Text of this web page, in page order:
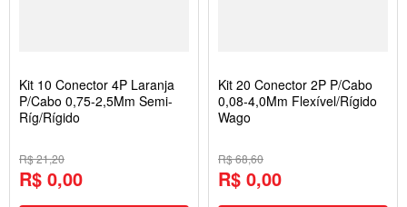
Kit 10 Conector 4P Laranja
P/Cabo 0,75-2,5Mm Semi-
Ríg/Rígido
R$ 21,20
R$ 0,00
Kit 20 Conector 2P P/Cabo
0,08-4,0Mm Flexível/Rígido
Wago
R$ 68,60
R$ 0,00